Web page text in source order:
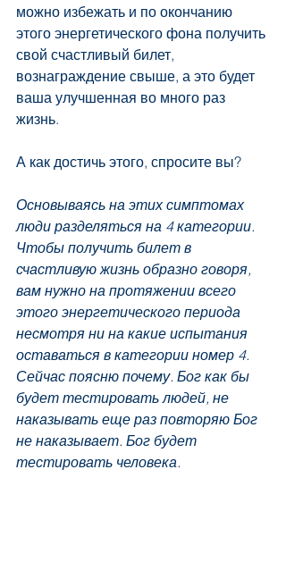
можно избежать и по окончанию
этого энергетического фона получить
свой счастливый билет,
вознаграждение свыше, а это будет
ваша улучшенная во много раз
жизнь.
А как достичь этого, спросите вы?
Основываясь на этих симптомах
люди разделяться на 4 категории.
Чтобы получить билет в
счастливую жизнь образно говоря,
вам нужно на протяжении всего
этого энергетического периода
несмотря ни на какие испытания
оставаться в категории номер 4.
Сейчас поясню почему. Бог как бы
будет тестировать людей, не
наказывать еще раз повторяю Бог
не наказывает. Бог будет
тестировать человека.